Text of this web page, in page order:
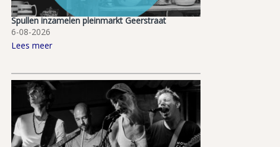
Spullen inzamelen pleinmarkt Geerstraat
6-08-2026
Lees meer